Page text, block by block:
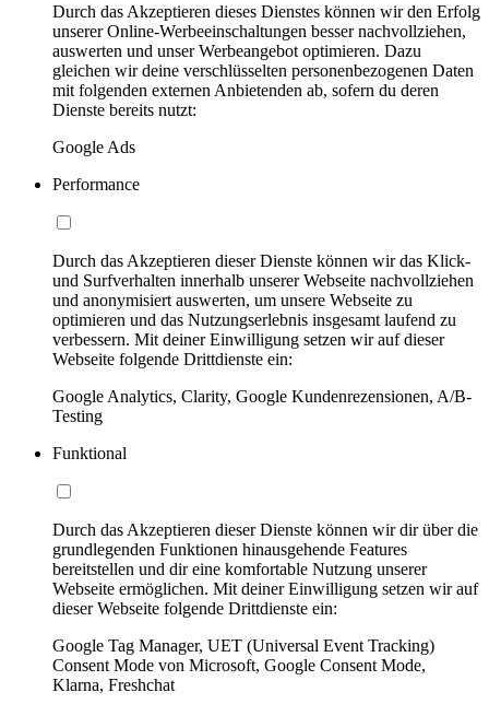
Durch das Akzeptieren dieses Dienstes können wir den Erfolg
unserer Online-Werbeeinschaltungen besser nachvollziehen,
auswerten und unser Werbeangebot optimieren. Dazu
gleichen wir deine verschlüsselten personenbezogenen Daten
mit folgenden externen Anbietenden ab, sofern du deren
Dienste bereits nutzt:
Google Ads
Performance
Durch das Akzeptieren dieser Dienste können wir das Klick-
und Surfverhalten innerhalb unserer Webseite nachvollziehen
und anonymisiert auswerten, um unsere Webseite zu
optimieren und das Nutzungserlebnis insgesamt laufend zu
verbessern. Mit deiner Einwilligung setzen wir auf dieser
Webseite folgende Drittdienste ein:
Google Analytics, Clarity, Google Kundenrezensionen, A/B-
Testing
Funktional
Durch das Akzeptieren dieser Dienste können wir dir über die
grundlegenden Funktionen hinausgehende Features
bereitstellen und dir eine komfortable Nutzung unserer
Webseite ermöglichen. Mit deiner Einwilligung setzen wir auf
dieser Webseite folgende Drittdienste ein:
Google Tag Manager, UET (Universal Event Tracking)
Consent Mode von Microsoft, Google Consent Mode,
Klarna, Freshchat